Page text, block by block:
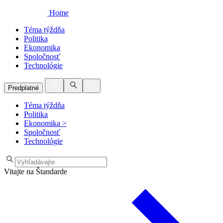
Home
Téma týždňa
Politika
Ekonomika
Spoločnosť
Technológie
Predplatné
Téma týždňa
Politika
Ekonomika >
Spoločnosť
Technológie
Vitajte na Štandarde